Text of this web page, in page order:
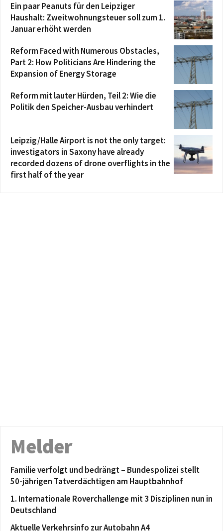
Ein paar Peanuts für den Leipziger
Haushalt: Zweitwohnungsteuer soll zum 1.
Januar erhöht werden
Reform Faced with Numerous Obstacles,
Part 2: How Politicians Are Hindering the
Expansion of Energy Storage
Reform mit lauter Hürden, Teil 2: Wie die
Politik den Speicher-Ausbau verhindert
Leipzig/Halle Airport is not the only target:
investigators in Saxony have already
recorded dozens of drone overflights in the
first half of the year
Melder
Familie verfolgt und bedrängt – Bundespolizei stellt
50-jährigen Tatverdächtigen am Hauptbahnhof
1. Internationale Roverchallenge mit 3 Disziplinen nun in
Deutschland
Aktuelle Verkehrsinfo zur Autobahn A4